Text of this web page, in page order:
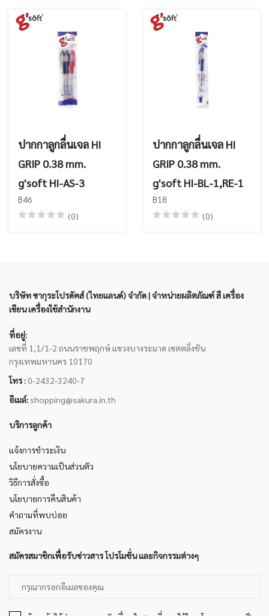
ปากกาลูกลื่นเจล HI
GRIP 0.38 mm.
g'soft HI-AS-3
฿46
(0)
ปากกาลูกลื่นเจล HI
GRIP 0.38 mm.
g'soft HI-BL-1,RE-1
฿18
(0)
บริษัท ซากุระโปรดัคส์ (ไทยแลนด์) จำกัด | จำหน่ายผลิตภัณฑ์ สี เครื่อง
เขียน เครื่องใช้สำนักงาน
ที่อยู่:
เลขที่ 1,1/1-2 ถนนราชพฤกษ์ แขวงบางระมาด เขตตลิ่งชัน
กรุงเทพมหานคร 10170
โทร : 0-2432-3240-7
อีเมล์: shopping@sakura.in.th
บริการลูกค้า
แจ้งการชำระเงิน
นโยบายความเป็นส่วนตัว
วิธีการสั่งซื้อ
นโยบายการคืนสินค้า
คำถามที่พบบ่อย
สมัครงาน
สมัครสมาชิกเพื่อรับข่าวสาร โปรโมชั่น และกิจกรรมต่างๆ